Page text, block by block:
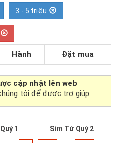
3 - 5 triệu
Hành Đặt mua
cập nhật lên web
tôi để được trợ giúp
1 Sim Tứ Quý 2